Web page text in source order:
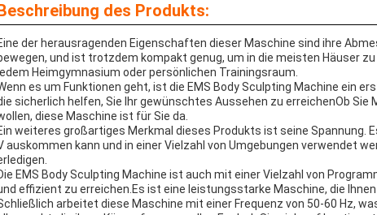
des Produkts:
der herausragenden Eigenschaften dieser Maschine sind ihre
und ist trotzdem kompakt genug, um in die meisten Häuser
Heimgymnasium oder persönlichen Trainingsraum.
es um Funktionen geht, ist die EMS Body Sculpting Machine ein
sicherlich helfen, Sie Ihr gewünschtes Aussehen zu erreichenOb
diese Maschine ist für Sie da.
weiteres großartiges Merkmal dieses Produkts ist seine Spannung.
auskommen kann und in einer Vielzahl von Umgebungen verwendet
EMS Body Sculpting Machine ist auch mit einer Vielzahl von
effizient zu erreichen.Es ist eine leistungsstarke Maschine, die Ihnen
arbeitet diese Maschine mit einer Frequenz von 50-60 Hz,